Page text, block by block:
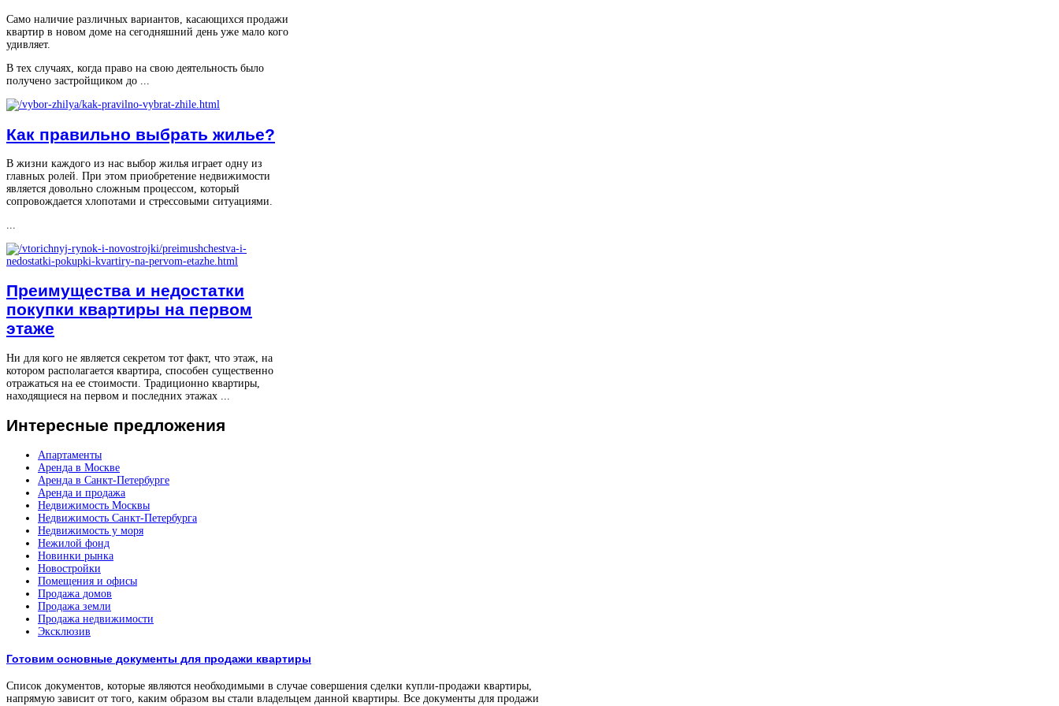
Само наличие различных вариантов, касающихся продажи
квартир в новом доме на сегодняшний день уже мало кого
удивляет.
В тех случаях, когда право на свою деятельность было
получено застройщиком до ...
Как правильно выбрать жилье?
В жизни каждого из нас выбор жилья играет одну из
главных ролей. При этом приобретение недвижимости
является довольно сложным процессом, который
сопровождается хлопотами и стрессовыми ситуациями.
...
Преимущества и недостатки
покупки квартиры на первом
этаже
Ни для кого не является секретом тот факт, что этаж, на
котором располагается квартира, способен существенно
отражаться на ее стоимости. Традиционно квартиры,
находящиеся на первом и последних этажах ...
Интересные предложения
Апартаменты
Аренда в Москве
Аренда в Санкт-Петербурге
Аренда и продажа
Недвижимость Москвы
Недвижимость Санкт-Петербурга
Недвижимость у моря
Нежилой фонд
Новинки рынка
Новостройки
Помещения и офисы
Продажа домов
Продажа земли
Продажа недвижимости
Эксклюзив
Готовим основные документы для продажи квартиры
Список документов, которые являются необходимыми в случае совершения сделки купли-продажи квартиры,
напрямую зависит от того, каким образом вы стали владельцем данной квартиры. Все документы для продажи